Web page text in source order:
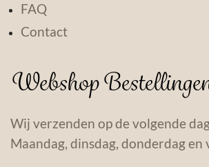
FAQ
Contact
Webshop
Wij verzenden op de volgende
Maandag, dinsdag, donderdag en